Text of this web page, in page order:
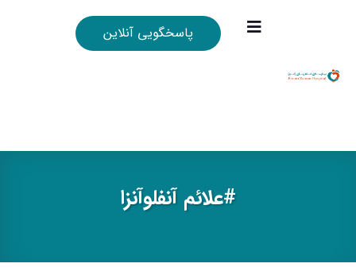
پاسخگویی آنلاین
#علائم آنفلوآنزا